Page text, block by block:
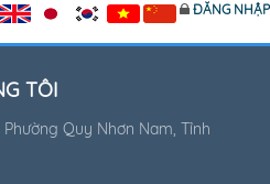
ĐĂNG NHẬP
TÔI
Quy Nhơn Nam, Tỉnh